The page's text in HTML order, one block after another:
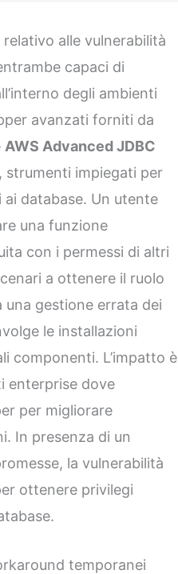
alle vulnerabilità
capaci di
degli ambienti
avanzati forniti da
AWS Advanced JDBC
, strumenti impiegati per
database. Un utente
una funzione
con i permessi di altri
a ottenere il ruolo
una gestione errata dei
le installazioni
componenti. L’impatto è
enterprise dove
per migliorare
In presenza di un
la vulnerabilità
ottenere privilegi
temporanei